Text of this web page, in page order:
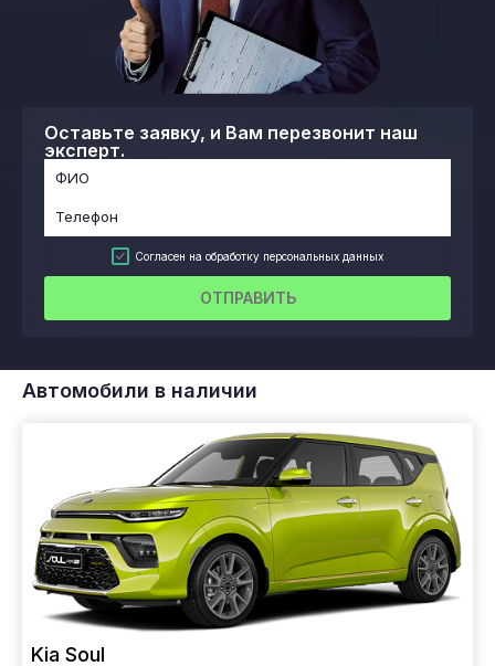
Оставьте заявку, и Вам перезвонит наш
эксперт.
Согласен на обработку персональных данных
ОТПРАВИТЬ
Автомобили в наличии
Kia Soul